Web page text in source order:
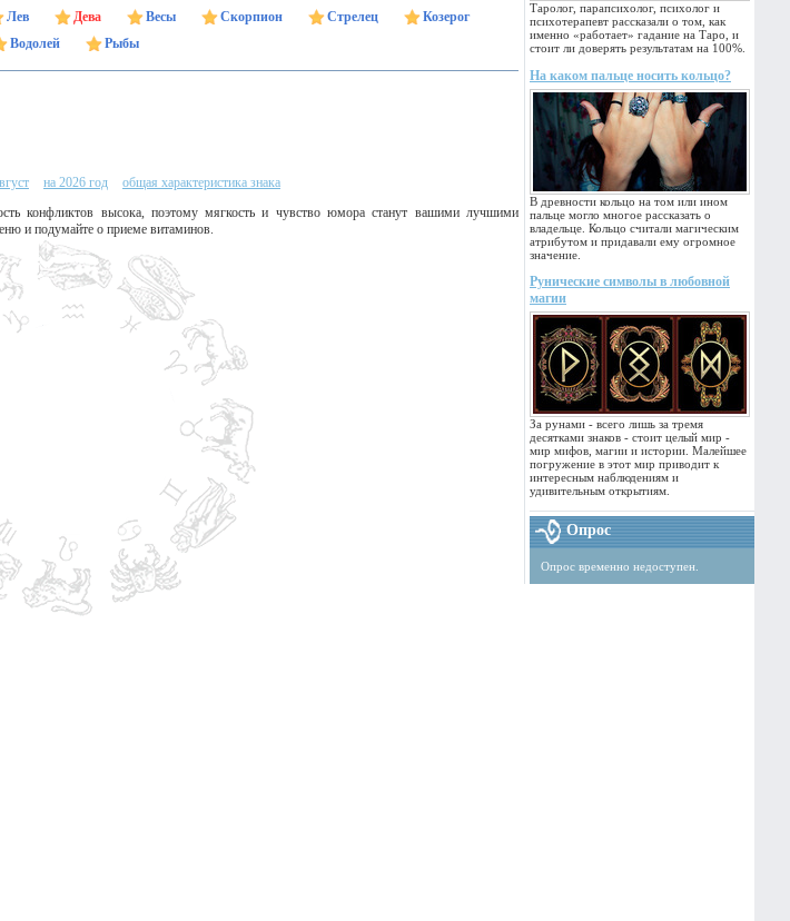
Таролог, парапсихолог, психолог и
психотерапевт рассказали о том, как
именно «работает» гадание на Таро, и
стоит ли доверять результатам на 100%.
На каком пальце носить кольцо?
В древности кольцо на том или ином
пальце могло многое рассказать о
владельце. Кольцо считали магическим
атрибутом и придавали ему огромное
значение.
Рунические символы в любовной
магии
За рунами - всего лишь за тремя
десятками знаков - стоит целый мир -
мир мифов, магии и истории. Малейшее
погружение в этот мир приводит к
интересным наблюдениям и
удивительным открытиям.
Опрос
Опрос временно недоступен.
Лев Дева Весы Скорпион Стрелец
Козерог
Водолей
Рыбы
на 2026 год
общая характеристика знака
конфликтов высока, поэтому мягкость и чувство юмора станут вашими лучшими
и подумайте о приеме витаминов.